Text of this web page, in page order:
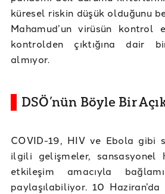
küresel riskin düşük olduğunu
Mahamud’un virüsün kontrol
kontrolden çıktığına dair
almıyor.
DSÖ’nün Böyle Bir
COVID-19, HIV ve Ebola gibi
ilgili gelişmeler, sansasyonel
etkileşim amacıyla
paylaşılabiliyor. 10